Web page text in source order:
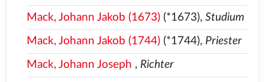
Mack, Johann Jakob (1673)(*1673), Studium
Mack, Johann Jakob (1744)(*1744), Priester
Mack, Johann Joseph , Richter